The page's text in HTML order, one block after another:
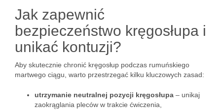
Jak zapewnić
bezpieczeństwo kręgosłupa i
unikać kontuzji?
Aby skutecznie chronić kręgosłup podczas rumuńskiego
martwego ciągu, warto przestrzegać kilku kluczowych zasad:
utrzymanie neutralnej pozycji kręgosłupa – unikaj
zaokrąglania pleców w trakcie ćwiczenia,